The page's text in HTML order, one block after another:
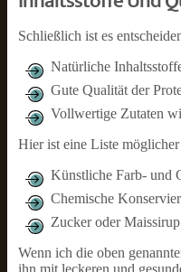
Schließlich ist es
Natürliche
Gute Qualität der
Vollwertige Zutaten
Hier ist eine Liste
Künstliche Farb- und
Chemische
Zucker oder Maissirup
Wenn ich die oben
ihn mit leckeren und